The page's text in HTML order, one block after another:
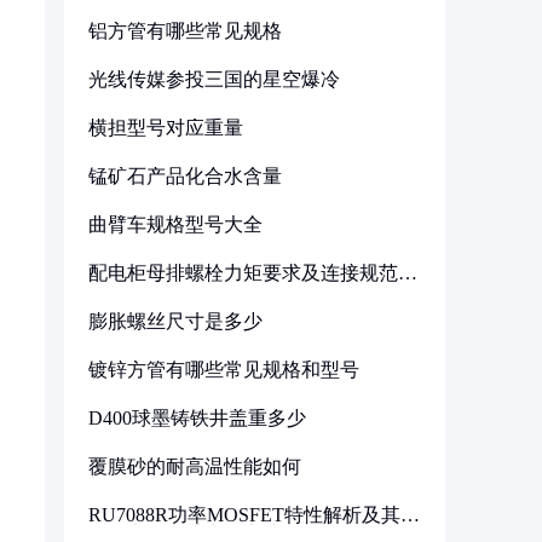
铝方管有哪些常见规格
光线传媒参投三国的星空爆冷
横担型号对应重量
锰矿石产品化合水含量
曲臂车规格型号大全
配电柜母排螺栓力矩要求及连接规范详
膨胀螺丝尺寸是多少
镀锌方管有哪些常见规格和型号
D400球墨铸铁井盖重多少
覆膜砂的耐高温性能如何
RU7088R功率MOSFET特性解析及其在